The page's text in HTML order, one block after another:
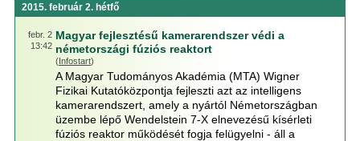
2015. február 2. hétfő
febr. 2
13:42
Magyar fejlesztésű kamerarendszer védi a
németországi fúziós reaktort
(Infostart)
A Magyar Tudományos Akadémia (MTA) Wigner
Fizikai Kutatóközpontja fejleszti azt az intelligens
kamerarendszert, amely a nyártól Németországban
üzembe lépő Wendelstein 7-X elnevezésű kísérleti
fúziós reaktor működését fogja felügyelni - áll a